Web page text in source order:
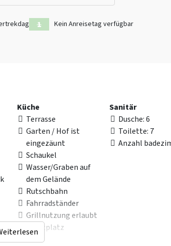
Kein Anreisetag verfügbar
Küche
Terrasse
Garten / Hof ist
eingezäunt
Schaukel
Wasser/Graben auf
dem Gelände
Rutschbahn
Fahrradständer
Grillnutzung erlaubt
Sportplatz
Trampolin
Sanitär
Dusche: 6
Toilette: 7
Anzahl